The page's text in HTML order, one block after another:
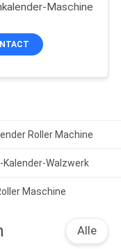
Maschine
Roller Machine
Walzwerk
Maschine
Alle